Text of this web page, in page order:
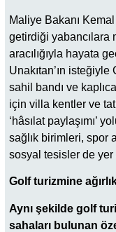
Maliye Bakanı Kemal
getirdiği yabancılara
aracılığıyla hayata
Unakıtan’ın
sahil bandı ve
için villa kentler ve
‘hâsılat paylaşımı’
sağlık birimleri, spor
sosyal tesisler de yer
Golf turizmine
Aynı şekilde golf
sahaları bulunan